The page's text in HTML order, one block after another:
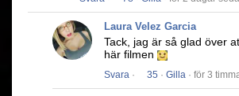
Laura Velez Garcia
Tack, jag är så glad över
här filmen
Svara · 35 · Gilla · för 3